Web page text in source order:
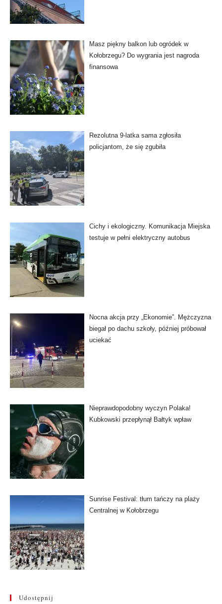
Masz piękny balkon lub ogródek w
Kołobrzegu? Do wygrania jest nagroda
finansowa
Rezolutna 9-latka sama zgłosiła
policjantom, że się zgubiła
Cichy i ekologiczny. Komunikacja Miejska
testuje w pełni elektryczny autobus
Nocna akcja przy „Ekonomie”. Mężczyzna
biegał po dachu szkoły, później próbował
uciekać
Nieprawdopodobny wyczyn Polaka!
Kubkowski przepłynął Bałtyk wpław
Sunrise Festival: tłum tańczy na plaży
Centralnej w Kołobrzegu
Udostępnij